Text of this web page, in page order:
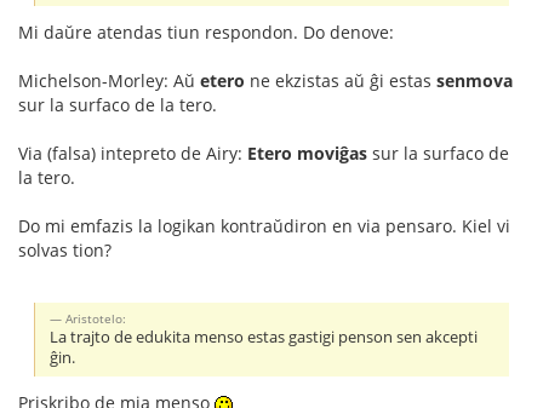
Mi daŭre atendas tiun respondon. Do denove:
Michelson-Morley: Aŭ etero ne ekzistas aŭ ĝi estas senmova
sur la surfaco de la tero.
Via (falsa) intepreto de Airy: Etero moviĝas sur la surfaco de
la tero.
Do mi emfazis la logikan kontraŭdiron en via pensaro. Kiel vi
solvas tion?
Aristotelo:
La trajto de edukita menso estas gastigi penson sen akcepti
ĝin.
Priskribo de mia menso